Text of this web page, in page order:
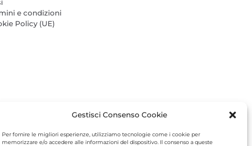
Gestisci Consenso Cookie
Per fornire le migliori esperienze, utilizziamo tecnologie come i cookie per
memorizzare e/o accedere alle informazioni del dispositivo. Il consenso a queste
e condizioni
Policy (UE)